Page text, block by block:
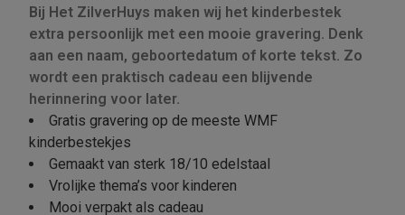
Bij Het ZilverHuys maken wij het kinderbestek
extra persoonlijk met een mooie gravering. Denk
aan een naam, geboortedatum of korte tekst. Zo
wordt een praktisch cadeau een blijvende
herinnering voor later.
Gratis gravering op de meeste WMF
kinderbestekjes
Gemaakt van sterk 18/10 edelstaal
Vrolijke thema’s voor kinderen
Mooi verpakt als cadeau